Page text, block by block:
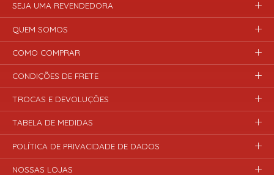
SEJA UMA REVENDEDORA
QUEM SOMOS
COMO COMPRAR
CONDIÇÕES DE FRETE
TROCAS E DEVOLUÇÕES
TABELA DE MEDIDAS
POLÍTICA DE PRIVACIDADE DE DADOS
NOSSAS LOJAS